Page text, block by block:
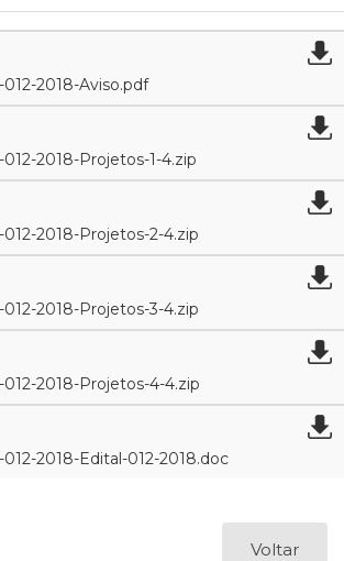
2018-Aviso.pdf
2018-Projetos-1-4.zip
2018-Projetos-2-4.zip
2018-Projetos-3-4.zip
2018-Projetos-4-4.zip
2018-Edital-012-2018.doc
Voltar